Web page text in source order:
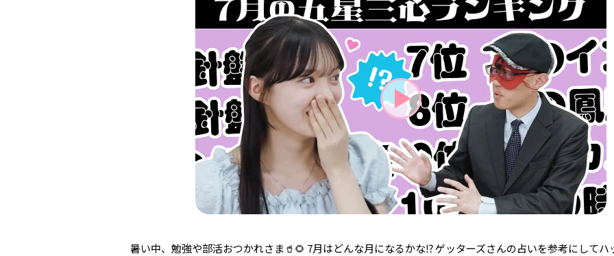
暑い中、勉強や部活おつかれさま🥤🌻 7月はどんな月になるかな⁉️ ゲッターズさんの占いを参考にしてハ